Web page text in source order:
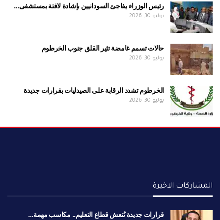
رئيس الوزراء يفاجئ السودانيين بإشادة لافتة بمستشفى…
يوليو 30, 2026
حالات تسمم غامضة تثير القلق جنوب الخرطوم
يوليو 30, 2026
الخرطوم تشدد الرقابة على الصيدليات بقرارات جديدة
يوليو 30, 2026
المشاركات الاخيرة
قرارات جديدة تُنعش قطاع التعليم.. مكاسب مهمة…